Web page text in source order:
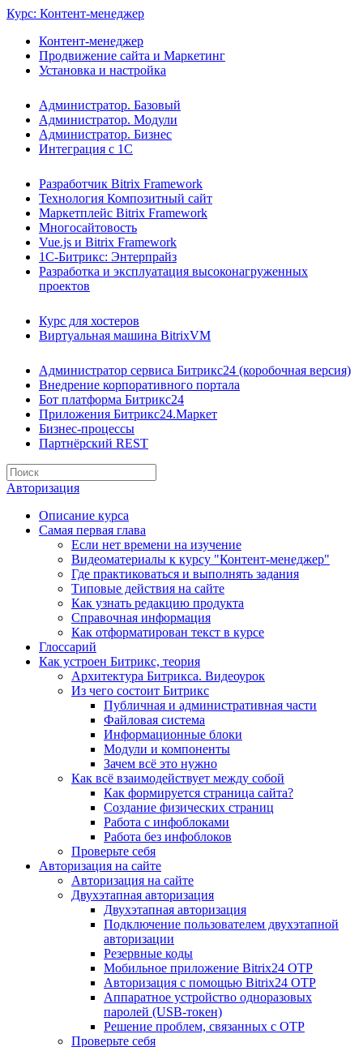
Курс: Контент-менеджер
Контент-менеджер
Продвижение сайта и Маркетинг
Установка и настройка
Администратор. Базовый
Администратор. Модули
Администратор. Бизнес
Интеграция с 1С
Разработчик Bitrix Framework
Технология Композитный сайт
Маркетплейс Bitrix Framework
Многосайтовость
Vue.js и Bitrix Framework
1С-Битрикс: Энтерпрайз
Разработка и эксплуатация высоконагруженных
проектов
Курс для хостеров
Виртуальная машина BitrixVM
Администратор сервиса Битрикс24 (коробочная версия)
Внедрение корпоративного портала
Бот платформа Битрикс24
Приложения Битрикс24.Маркет
Бизнес-процессы
Партнёрский REST
Авторизация
Описание курса
Самая первая глава
Если нет времени на изучение
Видеоматериалы к курсу "Контент-менеджер"
Где практиковаться и выполнять задания
Типовые действия на сайте
Как узнать редакцию продукта
Справочная информация
Как отформатирован текст в курсе
Глоссарий
Как устроен Битрикс, теория
Архитектура Битрикса. Видеоурок
Из чего состоит Битрикс
Публичная и административная части
Файловая система
Информационные блоки
Модули и компоненты
Зачем всё это нужно
Как всё взаимодействует между собой
Как формируется страница сайта?
Создание физических страниц
Работа с инфоблоками
Работа без инфоблоков
Проверьте себя
Авторизация на сайте
Авторизация на сайте
Двухэтапная авторизация
Двухэтапная авторизация
Подключение пользователем двухэтапной
авторизации
Резервные коды
Мобильное приложение Bitrix24 OTP
Авторизация с помощью Bitrix24 OTP
Аппаратное устройство одноразовых
паролей (USB-токен)
Решение проблем, связанных с OTP
Проверьте себя